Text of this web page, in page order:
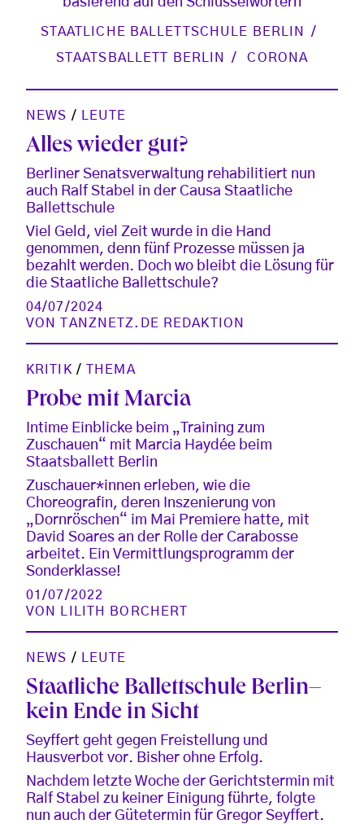
STAATLICHE BALLETTSCHULE BERLIN
STAATSBALLETT BERLIN
CORONA
NEWS / LEUTE
Alles wieder gut?
Berliner Senatsverwaltung rehabilitiert nun
auch Ralf Stabel in der Causa Staatliche
Ballettschule
Viel Geld, viel Zeit wurde in die Hand
genommen, denn fünf Prozesse müssen ja
bezahlt werden. Doch wo bleibt die Lösung für
die Staatliche Ballettschule?
04/07/2024
VON
TANZNETZ.DE REDAKTION
KRITIK / THEMA
Probe mit Marcia
Intime Einblicke beim „Training zum
Zuschauen“ mit Marcia Haydée beim
Staatsballett Berlin
Zuschauer*innen erleben, wie die
Choreografin, deren Inszenierung von
„Dornröschen“ im Mai Premiere hatte, mit
David Soares an der Rolle der Carabosse
arbeitet. Ein Vermittlungsprogramm der
Sonderklasse!
01/07/2022
VON
LILITH BORCHERT
NEWS / LEUTE
Staatliche Ballettschule Berlin–
kein Ende in Sicht
Seyffert geht gegen Freistellung und
Hausverbot vor. Bisher ohne Erfolg.
Nachdem letzte Woche der Gerichtstermin mit
Ralf Stabel zu keiner Einigung führte, folgte
nun auch der Gütetermin für Gregor Seyffert.